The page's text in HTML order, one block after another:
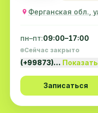
Ферганская обл.,
пн–пт:09:00–17:00
Сейчас закрыто
(+99873)…
Записаться